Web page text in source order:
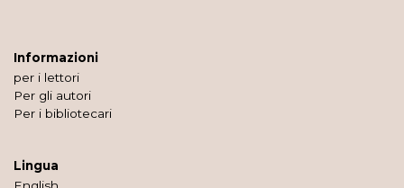
Informazioni
per i lettori
Per gli autori
Per i bibliotecari
Lingua